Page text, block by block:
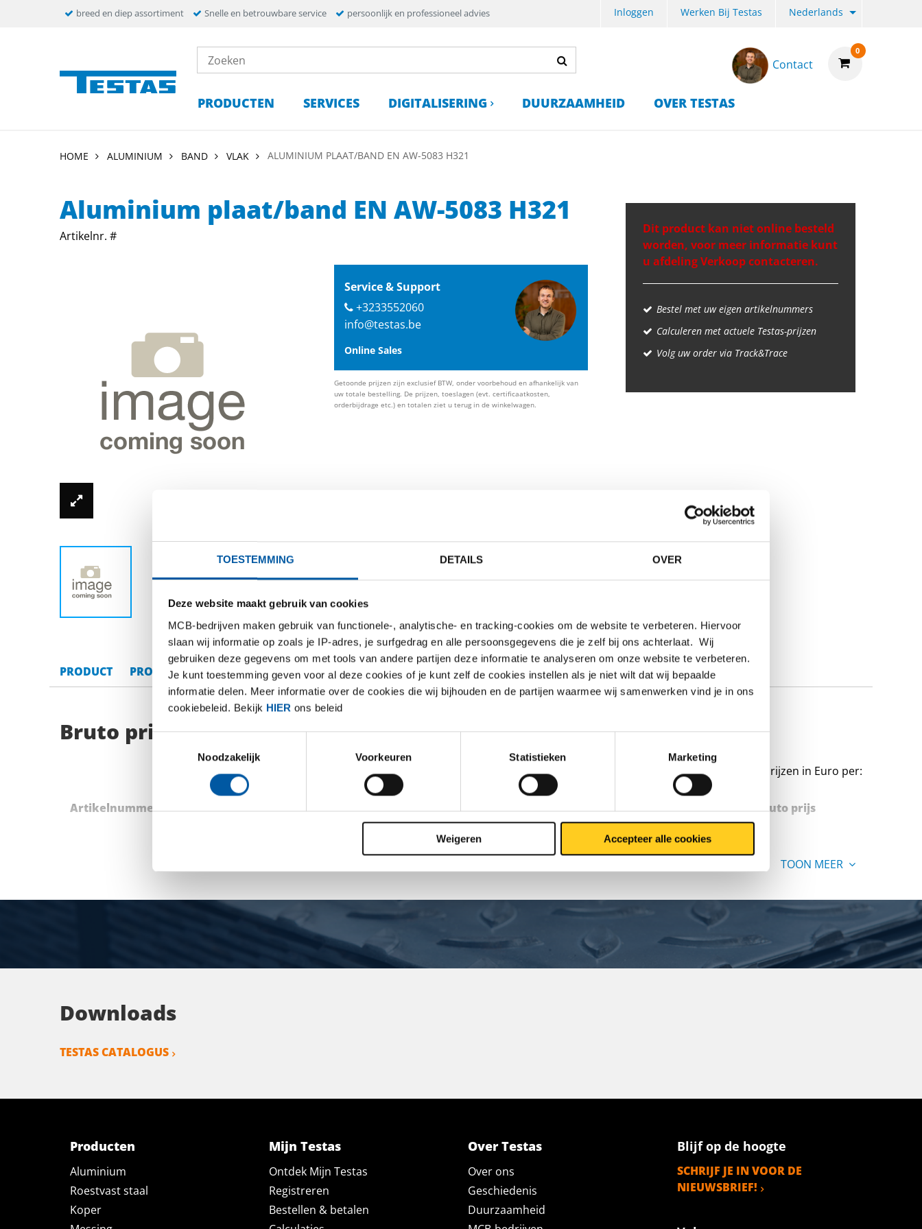
TOESTEMMING DETAILS OVER
Deze website maakt gebruik van cookies
MCB-bedrijven maken gebruik van functionele-, analytische- en tracking-cookies om de website te verbeteren. Hiervoor
slaan wij informatie op zoals je IP-adres, je surfgedrag en alle persoonsgegevens die je zelf bij ons achterlaat. Wij
gebruiken deze gegevens om met tools van andere partijen deze informatie te analyseren om onze website te verbeteren.
Je kunt toestemming geven voor al deze cookies of je kunt zelf de cookies instellen als je niet wilt dat wij bepaalde
informatie delen. Meer informatie over de cookies die wij bijhouden en de partijen waarmee wij samenwerken vind je in ons
cookiebeleid. Bekijk HIER ons beleid
Toestemmingsselectie
Noodzakelijk
Voorkeuren Statistieken Marketing
Weigeren Accepteer alle cookies
breed en diep assortiment Snelle en betrouwbare service persoonlijk en professioneel advies Inloggen Werken Bij Testas Nederlands
0
Contact
PRODUCTEN SERVICES DIGITALISERING DUURZAAMHEID OVER TESTAS
HOME ALUMINIUM BAND VLAK ALUMINIUM PLAAT/BAND EN AW-5083 H321
Aluminium plaat/band EN AW-5083 H321
Artikelnr. #
Service & Support
+3233552060
info@testas.be
Online Sales
Getoonde prijzen zijn exclusief BTW, onder voorbehoud en afhankelijk van
uw totale bestelling. De prijzen, toeslagen (evt. certificaatkosten,
orderbijdrage etc.) en totalen ziet u terug in de winkelwagen.
Dit product kan niet online besteld
worden, voor meer informatie kunt
u afdeling Verkoop contacteren.
Bestel met uw eigen artikelnummers
Calculeren met actuele Testas-prijzen
Volg uw order via Track&Trace
PRODUCT PRODUCT OMSCHRIJVING BRUTO PRIJSLIJST DOWNLOADS SPECIFICATIES
Bruto prijslijst: Aluminium plaat/band EN AW-5083 H321
Prijzen in Euro per:
Artikelnummer Omschrijving Stuks gewicht in kg Bruto prijs
TOON MEER
Downloads
TESTAS CATALOGUS
Producten
Aluminium
Roestvast staal
Koper
Mijn Testas
Ontdek Mijn Testas
Registreren
Bestellen & betalen
Over Testas
Over ons
Geschiedenis
Duurzaamheid
Blijf op de hoogte
SCHRIJF JE IN VOOR DE
NIEUWSBRIEF!